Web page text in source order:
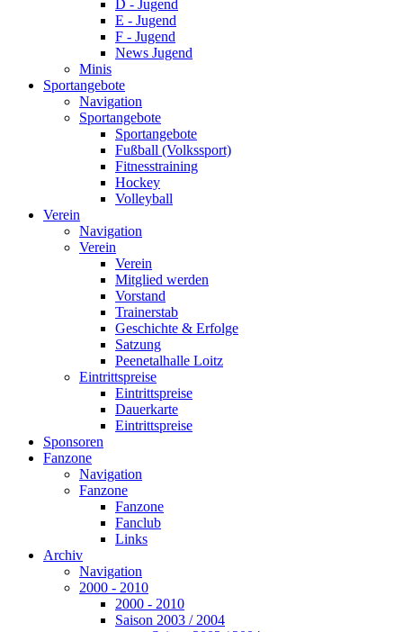
D - Jugend
E - Jugend
F - Jugend
News Jugend
Minis
Sportangebote
Navigation
Sportangebote
Sportangebote
Fußball (Volkssport)
Fitnesstraining
Hockey
Volleyball
Verein
Navigation
Verein
Verein
Mitglied werden
Vorstand
Trainerstab
Geschichte & Erfolge
Satzung
Peenetalhalle Loitz
Eintrittspreise
Eintrittspreise
Dauerkarte
Eintrittspreise
Sponsoren
Fanzone
Navigation
Fanzone
Fanzone
Fanclub
Links
Archiv
Navigation
2000 - 2010
2000 - 2010
Saison 2003 / 2004